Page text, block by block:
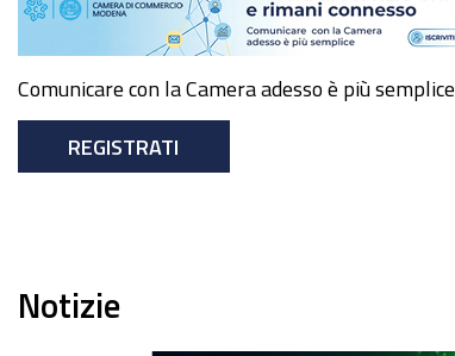
Comunicare con la Camera adesso è più semplice
REGISTRATI
Notizie